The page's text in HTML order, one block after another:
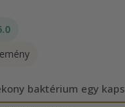
baktérium egy